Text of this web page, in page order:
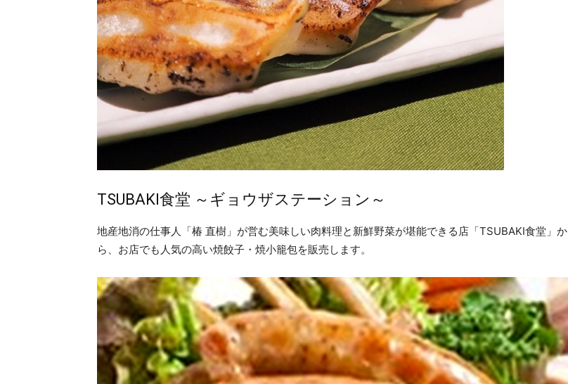
TSUBAKI食堂 ～ギョウザステーション～
地産地消の仕事人「椿 直樹」が営む美味しい肉料理と新鮮野菜が堪能できる店「TSUBAKI食堂」か
ら、お店でも人気の高い焼餃子・焼小籠包を販売します。